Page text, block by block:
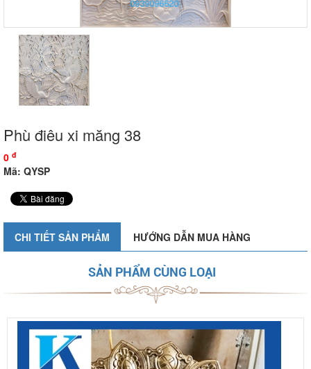
Phù điêu xi măng 38
0 đ
Mã: QYSP
CHI TIẾT SẢN PHẨM HƯỚNG DẪN MUA HÀNG
SẢN PHẨM CÙNG LOẠI